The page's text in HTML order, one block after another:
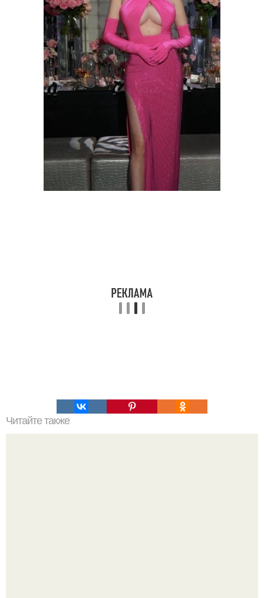
Читайте также